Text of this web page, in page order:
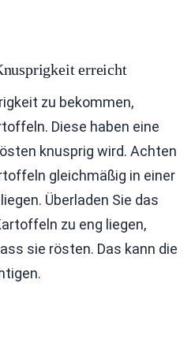
erreicht
zu bekommen,
Diese haben eine
knusprig wird. Achten
gleichmäßig in einer
Überladen Sie das
zu eng liegen,
sie rösten. Das kann die